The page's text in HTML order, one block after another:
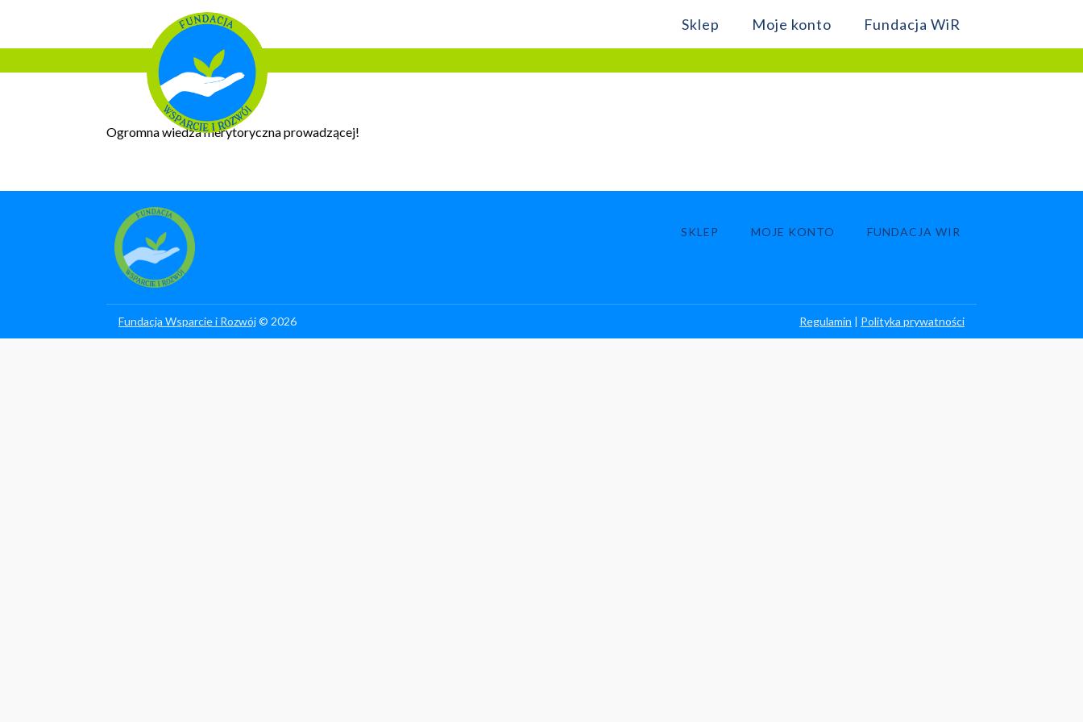
Sklep Moje konto Fundacja WiR
Ogromna wiedza merytoryczna prowadzącej!
SKLEP MOJE KONTO FUNDACJA WIR
Fundacja Wsparcie i Rozwój© 2026 Regulamin | Polityka prywatności